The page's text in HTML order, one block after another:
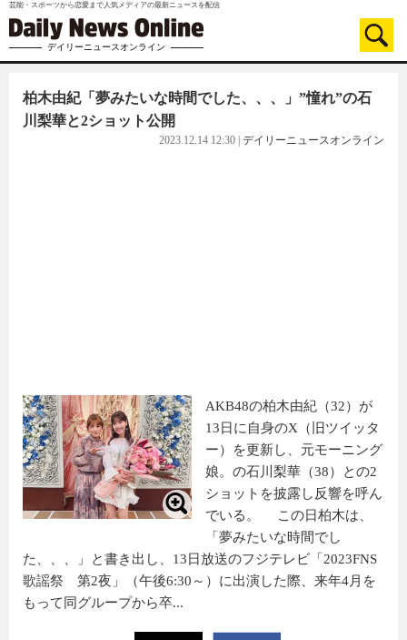
芸能・スポーツから恋愛まで人気メディアの最新ニュースを配信
デイリーニュースオンライン
柏木由紀「夢みたいな時間でした、、、」”憧れ”の石
川梨華と2ショット公開
2023.12.14 12:30 デイリーニュースオンライン
AKB48の柏木由紀（32）が
13日に自身のX（旧ツイッタ
ー）を更新し、元モーニング
娘。の石川梨華（38）との2
ショットを披露し反響を呼ん
でいる。 この日柏木は、
「夢みたいな時間でし
た、、、」と書き出し、13日放送のフジテレビ「2023FNS
歌謡祭 第2夜」（午後6:30～）に出演した際、来年4月を
もって同グループから卒...